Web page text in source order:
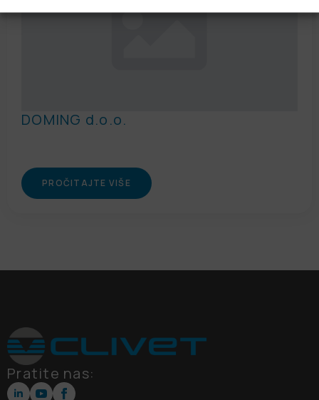
DOMING d.o.o.
PROČITAJTE VIŠE
Pratite nas: